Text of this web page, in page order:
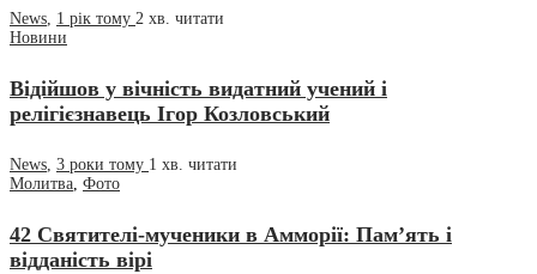
News, 1 рік тому 2 хв. читати
Новини
Відійшов у вічність видатний учений і
релігієзнавець Ігор Козловський
News, 3 роки тому 1 хв. читати
Молитва, Фото
42 Святителі-мученики в Амморії: Пам’ять і
відданість вірі